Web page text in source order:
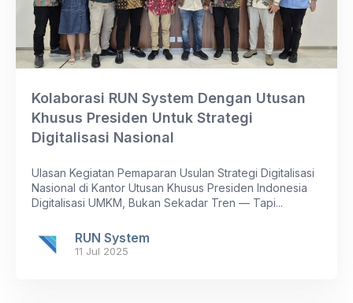
Kolaborasi RUN System Dengan Utusan
Khusus Presiden Untuk Strategi
Digitalisasi Nasional
Ulasan Kegiatan Pemaparan Usulan Strategi Digitalisasi
Nasional di Kantor Utusan Khusus Presiden Indonesia
Digitalisasi UMKM, Bukan Sekadar Tren — Tapi...
RUN System
11 Jul 2025